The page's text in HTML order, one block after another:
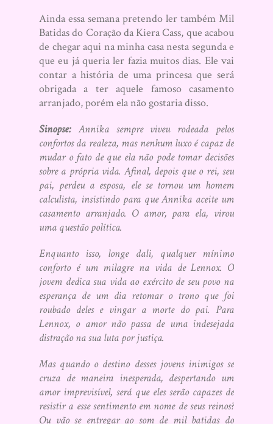
Ainda essa semana pretendo ler também Mil
Batidas do Coração da Kiera Cass, que acabou
de chegar aqui na minha casa nesta segunda e
que eu já queria ler fazia muitos dias. Ele vai
contar a história de uma princesa que será
obrigada a ter aquele famoso casamento
arranjado, porém ela não gostaria disso.
Sinopse:Annika sempre viveu rodeada pelos
confortos da realeza, mas nenhum luxo é capaz de
mudar o fato de que ela não pode tomar decisões
sobre a própria vida. Afinal, depois que o rei, seu
pai, perdeu a esposa, ele se tornou um homem
calculista, insistindo para que Annika aceite um
casamento arranjado. O amor, para ela, virou
uma questão política.
Enquanto isso, longe dali, qualquer mínimo
conforto é um milagre na vida de Lennox. O
jovem dedica sua vida ao exército de seu povo na
esperança de um dia retomar o trono que foi
roubado deles e vingar a morte do pai. Para
Lennox, o amor não passa de uma indesejada
distração na sua luta por justiça.
Mas quando o destino desses jovens inimigos se
cruza de maneira inesperada, despertando um
amor imprevisível, será que eles serão capazes de
resistir a esse sentimento em nome de seus reinos?
Ou vão se entregar ao som de mil batidas do